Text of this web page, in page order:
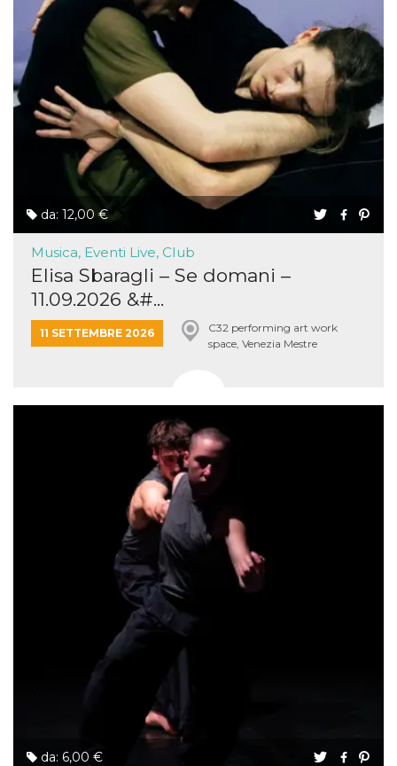
da: 12,00 €
Musica, Eventi Live, Club
Elisa Sbaragli – Se domani –
11.09.2026 &#...
11 SETTEMBRE 2026
C32 performing art work
space, Venezia Mestre
da: 6,00 €